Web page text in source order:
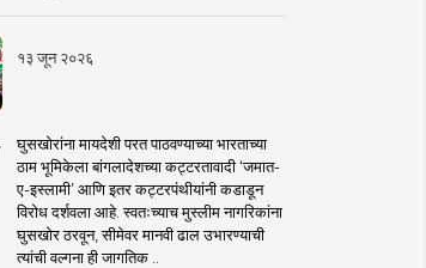
१३ जून २०२६
घुसखोरांना मायदेशी परत पाठवण्याच्या भारताच्या
ठाम भूमिकेला बांगलादेशच्या कट्टरतावादी ‘जमात-
ए-इस्लामी’ आणि इतर कट्टरपंथीयांनी कडाडून
विरोध दर्शवला आहे. स्वतःच्याच मुस्लीम नागरिकांना
घुसखोर ठरवून, सीमेवर मानवी ढाल उभारण्याची
त्यांची वल्गना ही जागतिक ..